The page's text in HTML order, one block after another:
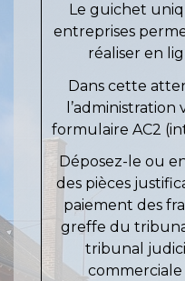
Le guichet
entreprises
réaliser en
Dans cette
formulaire AC2
Déposez-le ou
des pièces
paiement des
greffe du
tribunal